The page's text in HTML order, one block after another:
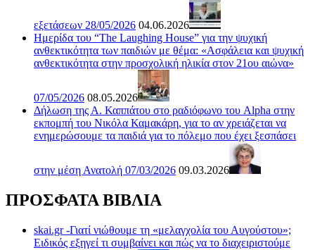
εξετάσεων 28/05/2026 04.06.2026
Ημερίδα του “The Laughing House” για την ψυχική
ανθεκτικότητα των παιδιών με θέμα: «Ασφάλεια και ψυχική
ανθεκτικότητα στην προσχολική ηλικία στον 21ου αιώνα»
07/05/2026 08.05.2026
Δήλωση της Α. Καππάτου στο ραδιόφωνο του Alpha στην
εκπομπή του Νικόλα Καμακάρη, για το αν χρειάζεται να
ενημερώσουμε τα παιδιά για το πόλεμο που έχει ξεσπάσει
στην μέση Ανατολή 07/03/2026 09.03.2026
ΠΡΟΣΦΑΤΑ ΒΙΒΛΙΑ
skai.gr -Γιατί νιώθουμε τη «μελαγχολία του Αυγούστου»;
Ειδικός εξηγεί τι συμβαίνει και πώς να το διαχειριστούμε